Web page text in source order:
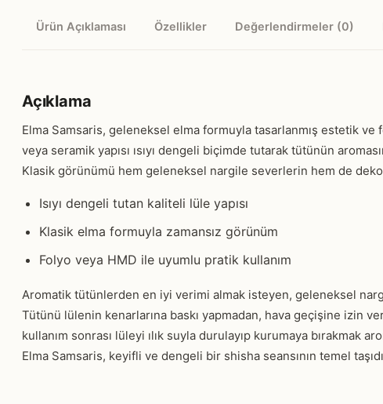
Ürün Açıklaması Özellikler Değerlendirmeler (0)
Açıklama
Elma Samsaris, geleneksel elma formuyla tasarlanmış estetik ve
veya seramik yapısı ısıyı dengeli biçimde tutarak tütünün
Klasik görünümü hem geleneksel nargile severlerin hem de
Isıyı dengeli tutan kaliteli lüle yapısı
Klasik elma formuyla zamansız görünüm
Folyo veya HMD ile uyumlu pratik kullanım
Aromatik tütünlerden en iyi verimi almak isteyen, geleneksel
Tütünü lülenin kenarlarına baskı yapmadan, hava geçişine izin
kullanım sonrası lüleyi ılık suyla durulayıp kurumaya bırakmak
Elma Samsaris, keyifli ve dengeli bir shisha seansının temel